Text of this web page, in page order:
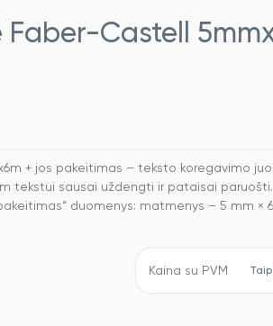
Faber-Castell
+ jos pakeitimas – teksto koregavimo
tekstui sausai uždengti ir pataisai paruošti.
duomenys: matmenys – 5 mm ×
Kaina su PVM Taip